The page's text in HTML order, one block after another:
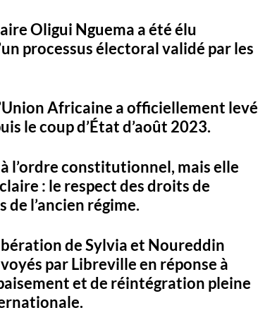
Oligui Nguema a été élu
processus électoral validé par les
Africaine a officiellement levé
le coup d’État d’août 2023.
l’ordre constitutionnel, mais elle
: le respect des droits de
de l’ancien régime.
de Sylvia et Noureddin
par Libreville en réponse à
et de réintégration pleine